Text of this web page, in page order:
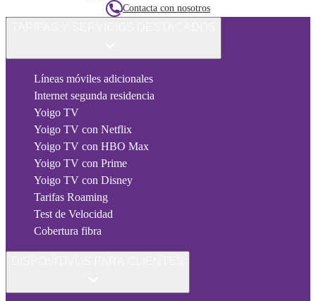
Contacta con nosotros
Líneas móviles adicionales
Internet segunda residencia
Yoigo TV
Yoigo TV con Netflix
Yoigo TV con HBO Max
Yoigo TV con Prime
Yoigo TV con Disney
Tarifas Roaming
Test de Velocidad
Cobertura fibra